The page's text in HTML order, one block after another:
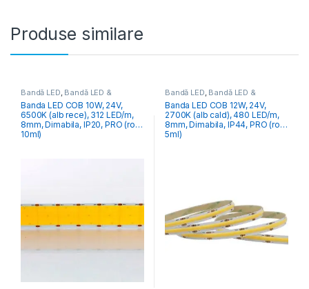
Produse similare
Bandă LED, Bandă LED &
Accesorii
Banda LED COB 10W, 24V,
6500K (alb rece), 312 LED/m,
8mm, Dimabila, IP20, PRO (rola
10ml)
Bandă LED, Bandă LED &
Accesorii
Banda LED COB 12W, 24V,
2700K (alb cald), 480 LED/m,
8mm, Dimabila, IP44, PRO (rola
5ml)